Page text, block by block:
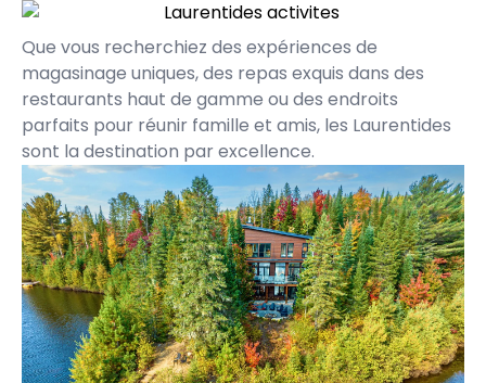
Que vous recherchiez des expériences de
magasinage uniques, des repas exquis dans des
restaurants haut de gamme ou des endroits
parfaits pour réunir famille et amis, les Laurentides
sont la destination par excellence.